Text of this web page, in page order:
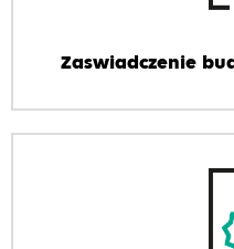
Zaswiadczenie